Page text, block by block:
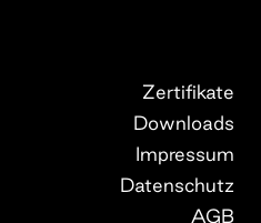
Zertifikate
Downloads
Impressum
Datenschutz
AGB